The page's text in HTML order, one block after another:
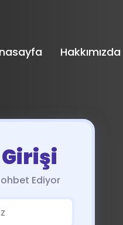
Hakkımızda
Ediyor